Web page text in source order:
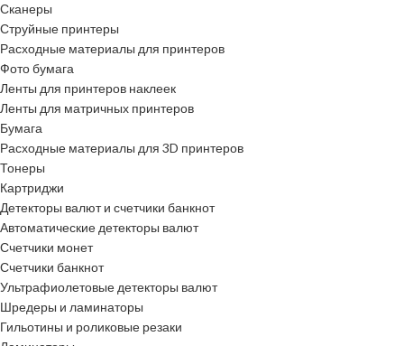
Сканеры
Струйные принтеры
Расходные материалы для принтеров
Фото бумага
Ленты для принтеров наклеек
Ленты для матричных принтеров
Бумага
Расходные материалы для 3D принтеров
Тонеры
Картриджи
Детекторы валют и счетчики банкнот
Автоматические детекторы валют
Счетчики монет
Счетчики банкнот
Ультрафиолетовые детекторы валют
Шредеры и ламинаторы
Гильотины и роликовые резаки